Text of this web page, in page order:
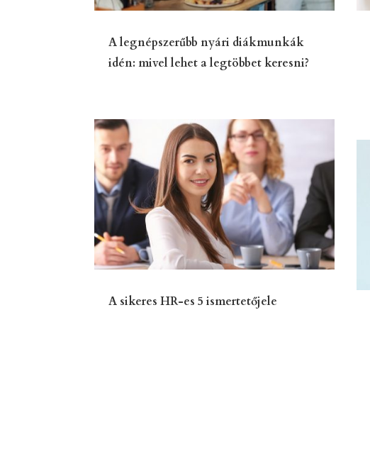
A legnépszerűbb nyári diákmunkák
idén: mivel lehet a legtöbbet keresni?
A sikeres HR-es 5 ismertetőjele